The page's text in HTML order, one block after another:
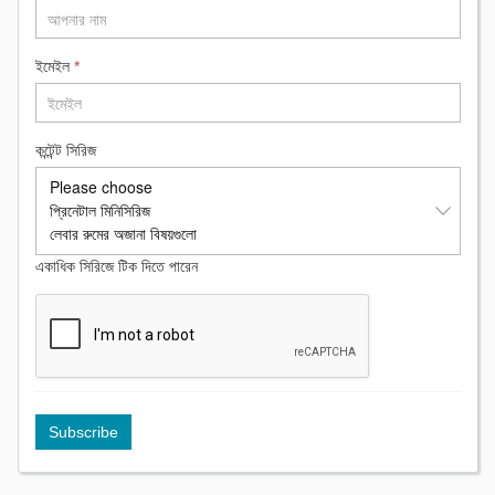
ইমেইল *
কন্টেন্ট সিরিজ
একাধিক সিরিজে টিক দিতে পারেন